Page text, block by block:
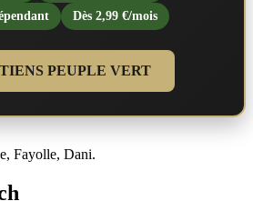
Dès 2,99 €/mois
PEUPLE VERT
Fayolle, Dani.